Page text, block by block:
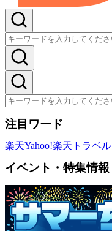
注目ワード
楽天Yahoo!楽天トラベル
イベント・特集情報